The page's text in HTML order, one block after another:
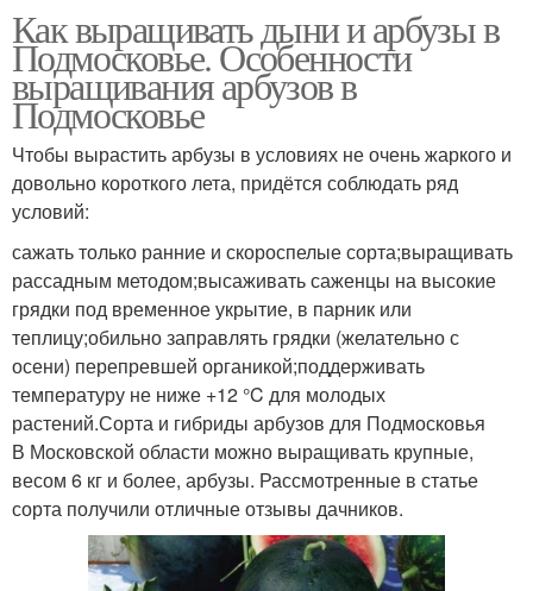
Как выращивать дыни и арбузы в
Подмосковье. Особенности
выращивания арбузов в
Подмосковье
Чтобы вырастить арбузы в условиях не очень жаркого и
довольно короткого лета, придётся соблюдать ряд
условий:
сажать только ранние и скороспелые сорта;выращивать
рассадным методом;высаживать саженцы на высокие
грядки под временное укрытие, в парник или
теплицу;обильно заправлять грядки (желательно с
осени) перепревшей органикой;поддерживать
температуру не ниже +12 °C для молодых
растений.Сорта и гибриды арбузов для Подмосковья
В Московской области можно выращивать крупные,
весом 6 кг и более, арбузы. Рассмотренные в статье
сорта получили отличные отзывы дачников.